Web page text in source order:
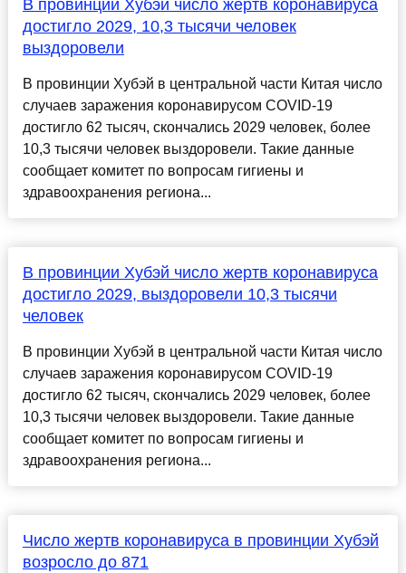
В провинции Хубэй число жертв коронавируса
достигло 2029, 10,3 тысячи человек
выздоровели
В провинции Хубэй в центральной части Китая число
случаев заражения коронавирусом COVID-19
достигло 62 тысяч, скончались 2029 человек, более
10,3 тысячи человек выздоровели. Такие данные
сообщает комитет по вопросам гигиены и
здравоохранения региона...
В провинции Хубэй число жертв коронавируса
достигло 2029, выздоровели 10,3 тысячи
человек
В провинции Хубэй в центральной части Китая число
случаев заражения коронавирусом COVID-19
достигло 62 тысяч, скончались 2029 человек, более
10,3 тысячи человек выздоровели. Такие данные
сообщает комитет по вопросам гигиены и
здравоохранения региона...
Число жертв коронавируса в провинции Хубэй
возросло до 871